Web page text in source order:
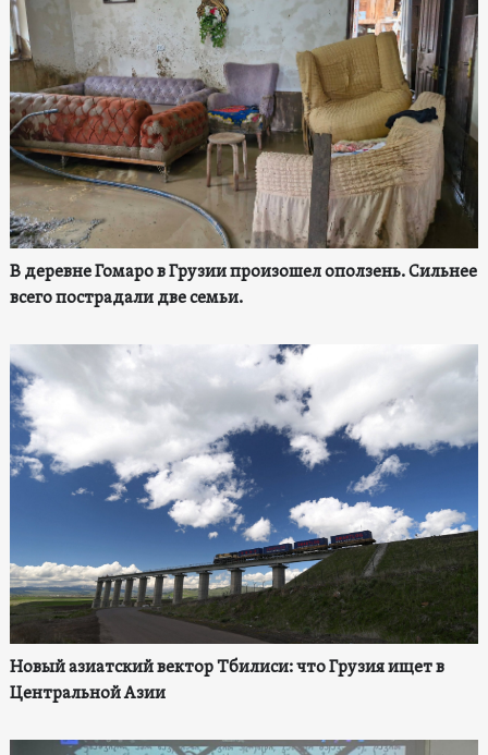
В деревне Гомаро в Грузии произошел оползень. Сильнее
всего пострадали две семьи.
Новый азиатский вектор Тбилиси: что Грузия ищет в
Центральной Азии